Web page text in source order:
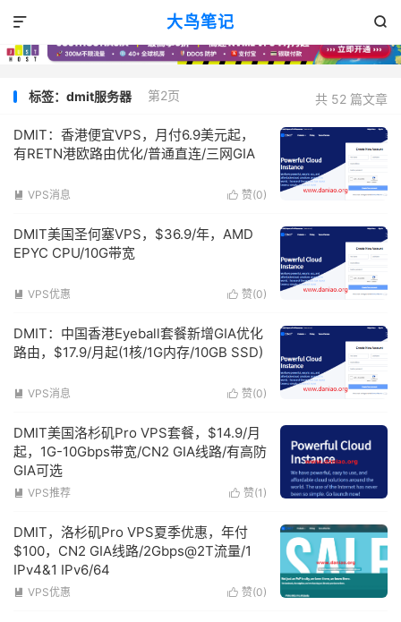
大鸟笔记 

共 52 篇文章
标签：dmit服务器 第2页
DMIT：香港便宜VPS，月付6.9美元起，
有RETN港欧路由优化/普通直连/三网GIA
 赞(0)
 VPS消息
DMIT美国圣何塞VPS，$36.9/年，AMD
EPYC CPU/10G带宽
 赞(0)
 VPS优惠
DMIT：中国香港Eyeball套餐新增GIA优化
路由，$17.9/月起(1核/1G内存/10GB SSD)
 赞(0)
 VPS消息
DMIT美国洛杉矶Pro VPS套餐，$14.9/月
起，1G-10Gbps带宽/CN2 GIA线路/有高防
GIA可选
 赞(1 )
 VPS推荐
DMIT，洛杉矶Pro VPS夏季优惠，年付
$100，CN2 GIA线路/2Gbps@2T流量/1
IPv4&1 IPv6/64
 赞(0)
 VPS优惠